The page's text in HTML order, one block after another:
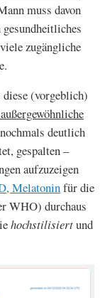
muss davon
zugängliche
diese (vorgeblich)
deutlich
gespalten –
aufzuzeigen
Melatoninfür die
WHO) durchaus
hochstilisiertund